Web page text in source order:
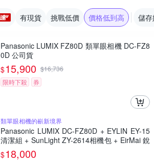
有現貨 挑戰低價 價格低到高 儲
Panasonic LUMIX FZ80D 類單眼相機 DC-FZ8
0D 公司貨
$15,900 $16,736
限時下殺
券
類單眼相機的嶄新境界
Panasonic LUMIX DC-FZ80D + EYLIN EY-15
清潔組 + SunLight ZY-2614相機包 + EirMai 銳
瑪 HD-100C電子除濕卡 FZ80D (公司貨)
$18,000